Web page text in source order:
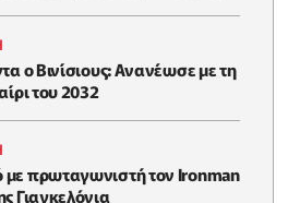
ο Βινίσιους: Ανανέωσε με τη
του 2032
πρωταγωνιστή τον Ironman
Γιαγκελόνια